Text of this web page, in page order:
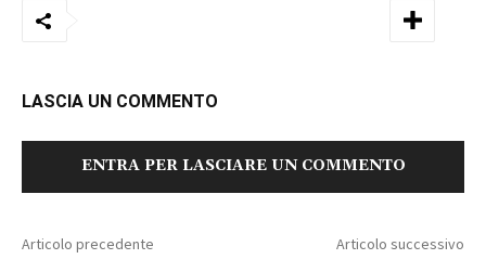
LASCIA UN COMMENTO
ENTRA PER LASCIARE UN COMMENTO
Articolo precedente Articolo successivo